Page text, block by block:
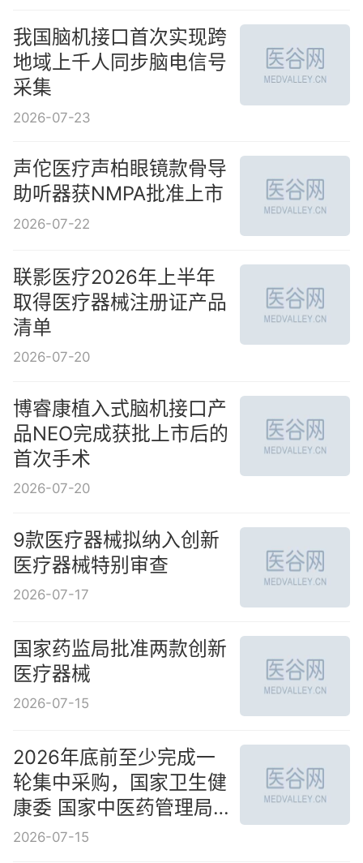
我国脑机接口首次实现跨
地域上千人同步脑电信号
采集
2026-07-23
声佗医疗声柏眼镜款骨导
助听器获NMPA批准上市
2026-07-22
联影医疗2026年上半年
取得医疗器械注册证产品
清单
2026-07-20
博睿康植入式脑机接口产
品NEO完成获批上市后的
首次手术
2026-07-20
9款医疗器械拟纳入创新
医疗器械特别审查
2026-07-17
国家药监局批准两款创新
医疗器械
2026-07-15
2026年底前至少完成一
轮集中采购，国家卫生健
康委 国家中医药管理局
国家疾病预防控制局关于
2026-07-15